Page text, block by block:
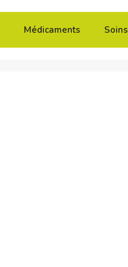
Médicaments Soins